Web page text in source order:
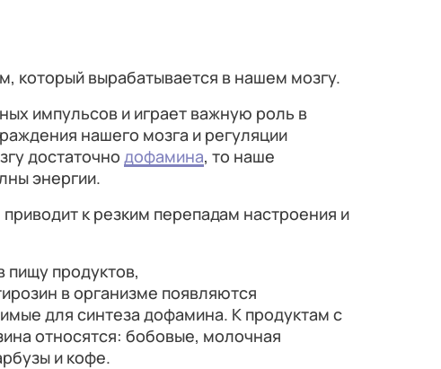
который вырабатывается в нашем мозгу.
импульсов и играет важную роль в
нашего мозга и регуляции
достаточно дофамина, то наше
энергии.
к резким перепадам настроения и
пищу продуктов,
в организме появляются
для синтеза дофамина. К продуктам с
относятся: бобовые, молочная
и кофе.